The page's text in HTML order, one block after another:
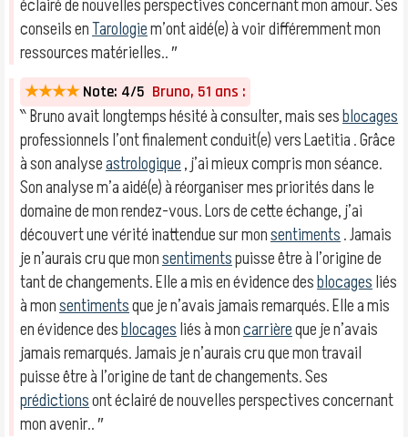
éclairé de nouvelles perspectives concernant mon amour. Ses
conseils enTarologiem’ont aidé(e) à voir différemment mon
ressources matérielles.. ″
★★★★ Note: 4/5 Bruno, 51 ans :
‶ Bruno avait longtemps hésité à consulter, mais sesblocages
professionnels l’ont finalement conduit(e) vers Laetitia . Grâce
à son analyseastrologique, j’ai mieux compris mon séance.
Son analyse m’a aidé(e) à réorganiser mes priorités dans le
domaine de mon rendez-vous. Lors de cette échange, j’ai
découvert une vérité inattendue sur monsentiments. Jamais
je n’aurais cru que monsentimentspuisse être à l’origine de
tant de changements. Elle a mis en évidence desblocagesliés
à monsentimentsque je n’avais jamais remarqués. Elle a mis
en évidence desblocagesliés à moncarrièreque je n’avais
jamais remarqués. Jamais je n’aurais cru que mon travail
puisse être à l’origine de tant de changements. Ses
prédictionsont éclairé de nouvelles perspectives concernant
mon avenir.. ″